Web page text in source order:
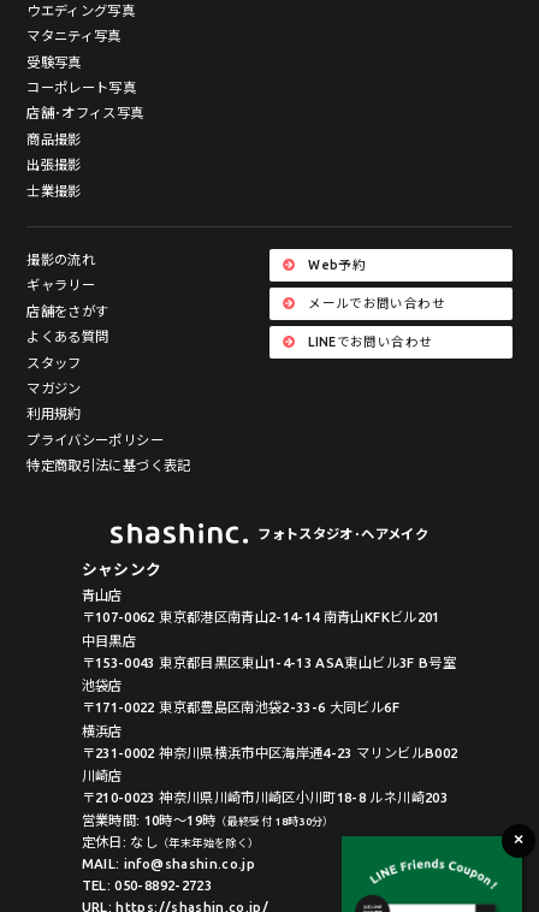
ウエディング写真
マタニティ写真
受験写真
コーポレート写真
店舗･オフィス写真
商品撮影
出張撮影
士業撮影
撮影の流れ
ギャラリー
店舗をさがす
よくある質問
スタッフ
マガジン
利用規約
プライバシーポリシー
特定商取引法に基づく表記
Web予約
メールでお問い合わせ
LINEでお問い合わせ
フォトスタジオ･ヘアメイク
シャシンク
青山店
〒107-0062 東京都港区南青山2-14-14 南青山KFKビル201
中目黒店
〒153-0043 東京都目黒区東山1-4-13 ASA東山ビル3F B号室
池袋店
〒171-0022 東京都豊島区南池袋2-33-6 大同ビル6F
横浜店
〒231-0002 神奈川県横浜市中区海岸通4-23 マリンビルB002
川崎店
〒210-0023 神奈川県川崎市川崎区小川町18-8 ルネ川崎203
営業時間: 10時〜19時 （最終受付 18時30分）
定休日: なし （年末年始を除く）
MAIL: info@shashin.co.jp
TEL: 050-8892-2723
URL: https://shashin.co.jp/